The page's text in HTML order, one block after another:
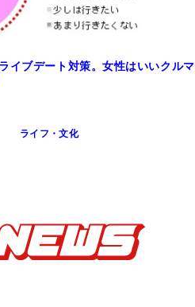
イブデート対策。女性はいいクルマ
ライフ・文化